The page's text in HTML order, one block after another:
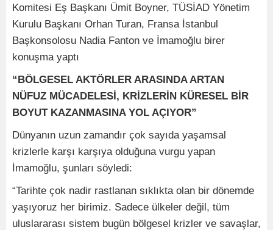
Komitesi Eş Başkanı Ümit Boyner, TÜSİAD Yönetim
Kurulu Başkanı Orhan Turan, Fransa İstanbul
Başkonsolosu Nadia Fanton ve İmamoğlu birer
konuşma yaptı
“BÖLGESEL AKTÖRLER ARASINDA ARTAN
NÜFUZ MÜCADELESİ, KRİZLERİN KÜRESEL BİR
BOYUT KAZANMASINA YOL AÇIYOR”
Dünyanın uzun zamandır çok sayıda yaşamsal
krizlerle karşı karşıya olduğuna vurgu yapan
İmamoğlu, şunları söyledi:
“Tarihte çok nadir rastlanan sıklıkta olan bir dönemde
yaşıyoruz her birimiz. Sadece ülkeler değil, tüm
uluslararası sistem bugün bölgesel krizler ve savaşlar,